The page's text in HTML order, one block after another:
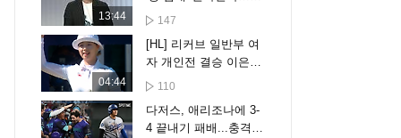
13:44
말에 사과문 올려
147
04:44
[HL] 리커브 일반부 여
자 개인전 결승 이은경
vs 임시현
110
다저스, 애리조나에 3-
4 끝내기 패배...충격의